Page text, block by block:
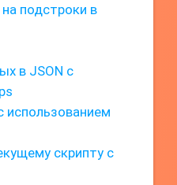
подстроки в
в JSON с
использованием
скрипту с